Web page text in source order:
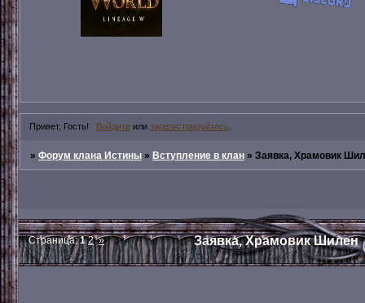
Привет, Гость! Войдитеили зарегистрируйтесь
»Форум клана Истины »Вступление в клан »Заявка, Храмовик
Заявка, Храмовик Шилен
Страница:1 2 »